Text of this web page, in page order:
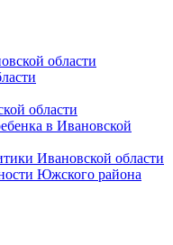
области
области
в Ивановской
Ивановской области
Южского района